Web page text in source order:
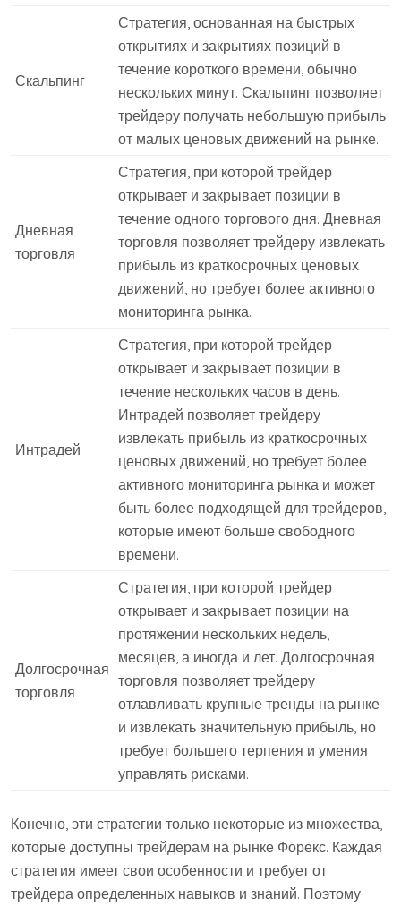
Скальпинг
Стратегия, основанная на быстрых
открытиях и закрытиях позиций в
течение короткого времени, обычно
нескольких минут. Скальпинг позволяет
трейдеру получать небольшую прибыль
от малых ценовых движений на рынке.
Дневная
торговля
Стратегия, при которой трейдер
открывает и закрывает позиции в
течение одного торгового дня. Дневная
торговля позволяет трейдеру извлекать
прибыль из краткосрочных ценовых
движений, но требует более активного
мониторинга рынка.
Интрадей
Стратегия, при которой трейдер
открывает и закрывает позиции в
течение нескольких часов в день.
Интрадей позволяет трейдеру
извлекать прибыль из краткосрочных
ценовых движений, но требует более
активного мониторинга рынка и может
быть более подходящей для трейдеров,
которые имеют больше свободного
времени.
Долгосрочная
торговля
Стратегия, при которой трейдер
открывает и закрывает позиции на
протяжении нескольких недель,
месяцев, а иногда и лет. Долгосрочная
торговля позволяет трейдеру
отлавливать крупные тренды на рынке
и извлекать значительную прибыль, но
требует большего терпения и умения
управлять рисками.
Конечно, эти стратегии только некоторые из множества,
которые доступны трейдерам на рынке Форекс. Каждая
стратегия имеет свои особенности и требует от
трейдера определенных навыков и знаний. Поэтому